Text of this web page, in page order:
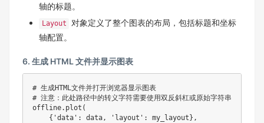
轴的标题。
Layout
对象定义了整个图表的布局，包括标题和坐标
轴配置。
6. 生成 HTML 文件并显示图表
# 生成HTML文件并打开浏览器显示图表
# 注意：此处路径中的转义字符需要使用双反斜杠或原始字符串
offline.plot(
    {'data': data, 'layout': my_layout},